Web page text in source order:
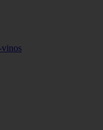
vinos